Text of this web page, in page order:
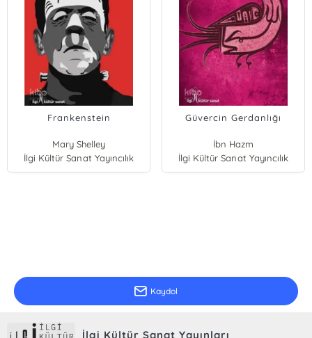
Frankenstein
Mary Shelley
İlgi Kültür Sanat Yayıncılık
Güvercin Gerdanlığı
İbn Hazm
İlgi Kültür Sanat Yayıncılık
Kaydol
İlgi Kültür Sanat Yayınları